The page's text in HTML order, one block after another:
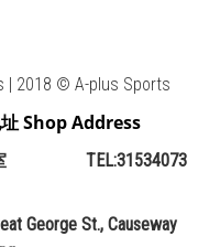
| 2018 © A-plus Sports
Shop Address
室 TEL:31534073
George St., Causeway